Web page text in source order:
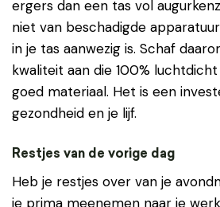
ergers dan een tas vol
niet van beschadigde
in je tas aanwezig is. Schaf
kwaliteit aan die 100% luchtdicht
goed materiaal. Het is een
gezondheid en je lijf.
Restjes van de vorige dag
Heb je restjes over van je
je prima meenemen naar je